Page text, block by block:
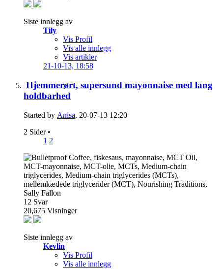
Siste innlegg av
Tily
Vis Profil
Vis alle innlegg
Vis artikler
21-10-13, 18:58
Hjemmerørt, supersund mayonnaise med lang
holdbarhed
Started by Anisa, 20-07-13 12:20
2 Sider •
1 2
12 Svar
20,675 Visninger
Siste innlegg av
Kevlin
Vis Profil
Vis alle innlegg